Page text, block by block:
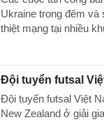
Ukraine trong đêm
thiệt mạng tại nhiều
Đội tuyển futsal
Đội tuyển futsal Việt
New Zealand ở giải